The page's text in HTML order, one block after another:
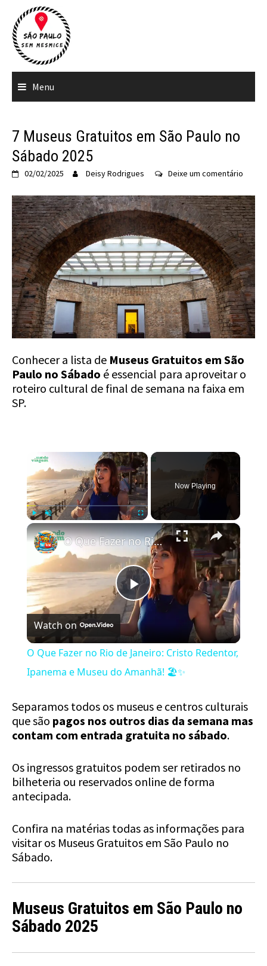
para
conteúdo
Menu
7 Museus Gratuitos em São Paulo no
Sábado 2025
02/02/2025 Deisy Rodrigues Deixe um comentário
Conhecer a lista de Museus Gratuitos em São
Paulo no Sábado é essencial para aproveitar o
roteiro cultural de final de semana na faixa em
SP.
×
Unmute Fullscreen
Now Playing
×
Play
Video
O Que Fazer no Rio de Janeiro: Cristo Redentor, Ipanema e Museu do Amanhã! 🏖️✨
Watch on
O Que Fazer no Rio de Janeiro: Cristo Redentor,
Ipanema e Museu do Amanhã! 🏖️✨
Separamos todos os museus e centros culturais
que são pagos nos outros dias da semana mas
contam com entrada gratuita no sábado.
Os ingressos gratuitos podem ser retirados no
bilheteria ou reservados online de forma
antecipada.
Confira na matérias todas as informações para
visitar os Museus Gratuitos em São Paulo no
Sábado.
Museus Gratuitos em São Paulo no
Sábado 2025